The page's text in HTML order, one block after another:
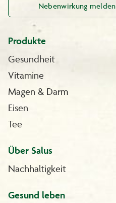
Nebenwirkung melden
Produkte
Gesundheit
Vitamine
Magen & Darm
Eisen
Tee
Über Salus
Nachhaltigkeit
Gesund leben